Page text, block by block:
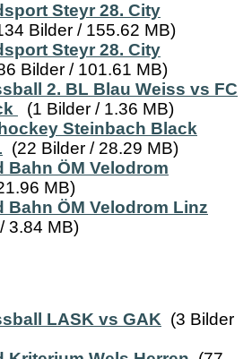
Steyr 28. City
Bilder / 155.62 MB)
Steyr 28. City
Bilder / 101.61 MB)
2. BL Blau Weiss vs FC
(1 Bilder / 1.36 MB)
Steinbach Black
(22 Bilder / 28.29 MB)
Bahn ÖM Velodrom
MB)
Bahn ÖM Velodrom Linz
3.84 MB)
LASK vs GAK (3 Bilder